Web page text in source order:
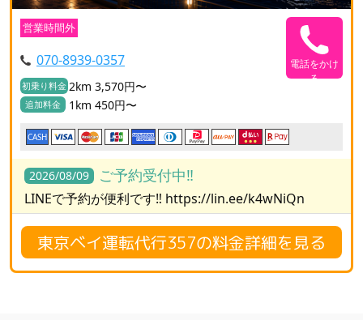
営業時間外
070-8939-0357
初乗り料金 2km 3,570円〜
追加料金 1km 450円〜
電話をかけ
る
CASH
2026/08/09 ご予約受付中‼️
LINEで予約が便利です‼️ https://lin.ee/k4wNiQn
東京ベイ運転代行357の料金詳細を見る